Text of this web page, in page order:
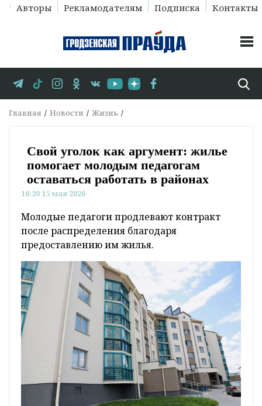
Авторы Рекламодателям Подписка Контакты
Главная Новости Жизнь
Свой уголок как аргумент: жилье
помогает молодым педагогам
оставаться работать в районах
16:20 15 мая 2026
Молодые педагоги продлевают контракт
после распределения благодаря
предоставлению им жилья.